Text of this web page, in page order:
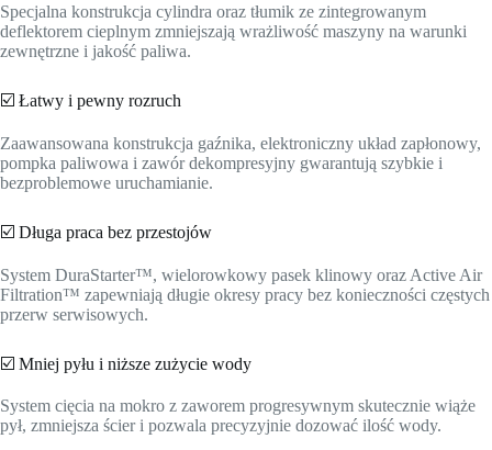
Specjalna konstrukcja cylindra oraz tłumik ze zintegrowanym
deflektorem cieplnym zmniejszają wrażliwość maszyny na warunki
zewnętrzne i jakość paliwa.
☑️ Łatwy i pewny rozruch
Zaawansowana konstrukcja gaźnika, elektroniczny układ zapłonowy,
pompka paliwowa i zawór dekompresyjny gwarantują szybkie i
bezproblemowe uruchamianie.
☑️ Długa praca bez przestojów
System DuraStarter™, wielorowkowy pasek klinowy oraz Active Air
Filtration™ zapewniają długie okresy pracy bez konieczności częstych
przerw serwisowych.
☑️ Mniej pyłu i niższe zużycie wody
System cięcia na mokro z zaworem progresywnym skutecznie wiąże
pył, zmniejsza ścier i pozwala precyzyjnie dozować ilość wody.